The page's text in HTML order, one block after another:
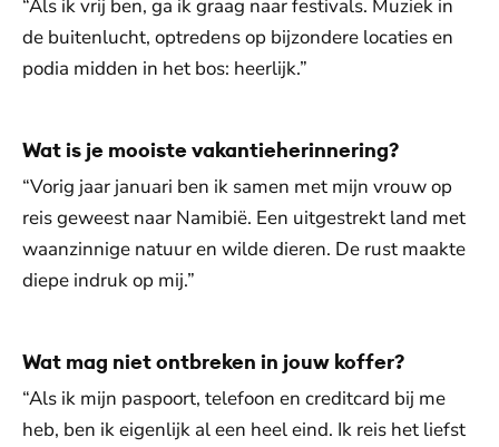
“Als ik vrij ben, ga ik graag naar festivals. Muziek in
de buitenlucht, optredens op bijzondere locaties en
podia midden in het bos: heerlijk.”
Wat is je mooiste vakantieherinnering?
“Vorig jaar januari ben ik samen met mijn vrouw op
reis geweest naar Namibië. Een uitgestrekt land met
waanzinnige natuur en wilde dieren. De rust maakte
diepe indruk op mij.”
Wat mag niet ontbreken in jouw koffer?
“Als ik mijn paspoort, telefoon en creditcard bij me
heb, ben ik eigenlijk al een heel eind. Ik reis het liefst